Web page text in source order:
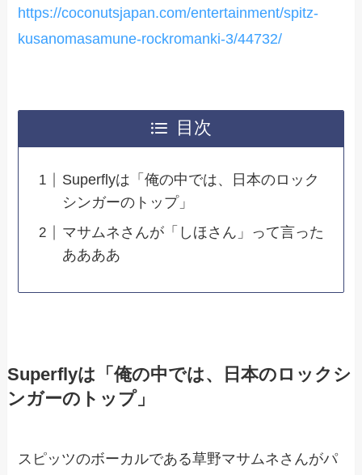
https://coconutsjapan.com/entertainment/spitz-
kusanomasamune-rockromanki-3/44732/
目次
Superflyは「俺の中では、日本のロック
シンガーのトップ」
マサムネさんが「しほさん」って言った
ああああ
Superflyは「俺の中では、日本のロックシ
ンガーのトップ」
スピッツのボーカルである草野マサムネさんがパ